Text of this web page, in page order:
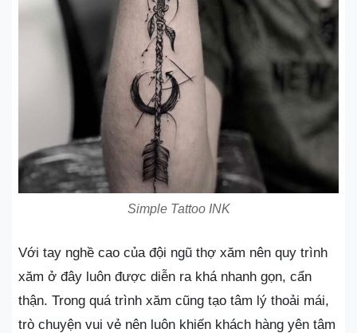
Simple Tattoo INK
Với tay nghề cao của đội ngũ thợ xăm nên quy trình
xăm ở đây luôn được diễn ra khá nhanh gọn, cẩn
thận. Trong quá trình xăm cũng tạo tâm lý thoải mái,
trò chuyện vui vẻ nên luôn khiến khách hàng yên tâm